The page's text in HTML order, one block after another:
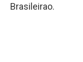
Brasileirao.